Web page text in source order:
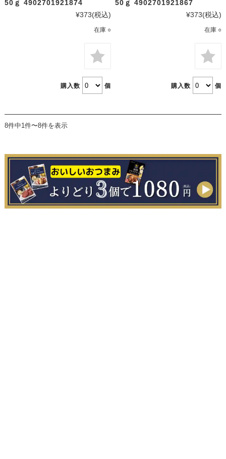
50ｇ 4902701921874
¥373(税込)
在庫 ○
購入数 個
50ｇ 4902701921867
¥373(税込)
在庫 ○
購入数 個
8件中1件〜8件を表示